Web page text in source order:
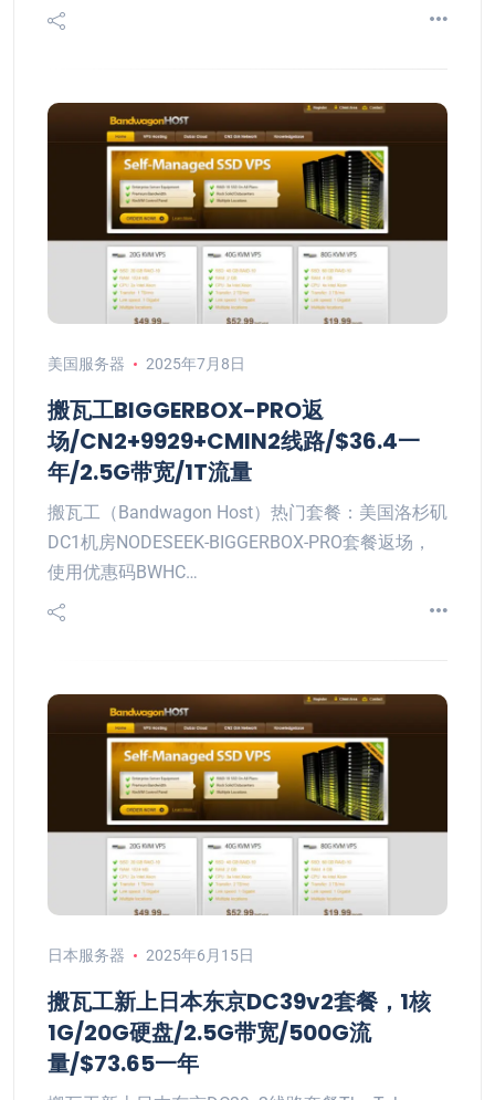
美国服务器 2025年7月8日
搬瓦工BIGGERBOX-PRO返
场/CN2+9929+CMIN2线路/$36.4一
年/2.5G带宽/1T流量
搬瓦工（Bandwagon Host）热门套餐：美国洛杉矶
DC1机房NODESEEK-BIGGERBOX-PRO套餐返场，
使用优惠码BWHC…
日本服务器 2025年6月15日
搬瓦工新上日本东京DC39v2套餐，1核
1G/20G硬盘/2.5G带宽/500G流
量/$73.65一年